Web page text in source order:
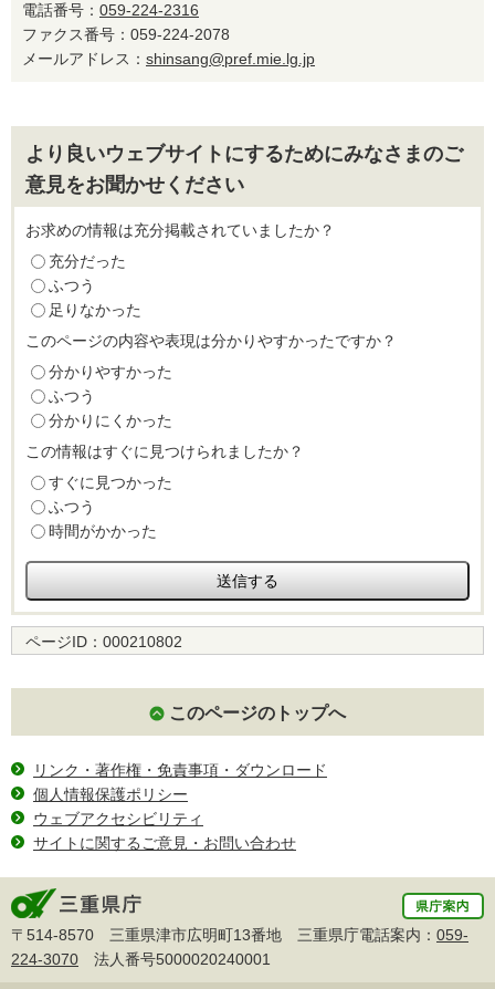
電話番号： 059-224-2316
ファクス番号：059-224-2078
メールアドレス： shinsang@pref.mie.lg.jp
より良いウェブサイトにするためにみなさまのご
意見をお聞かせください
お求めの情報は充分掲載されていましたか？
充分だった
ふつう
足りなかった
このページの内容や表現は分かりやすかったですか？
分かりやすかった
ふつう
分かりにくかった
この情報はすぐに見つけられましたか？
すぐに見つかった
ふつう
時間がかかった
ページID： 000210802
このページのトップへ
リンク・著作権・免責事項・ダウンロード
個人情報保護ポリシー
ウェブアクセシビリティ
サイトに関するご意見・お問い合わせ
〒514-8570 三重県津市広明町13番地 三重県庁電話案内： 059-
224-3070 法人番号5000020240001